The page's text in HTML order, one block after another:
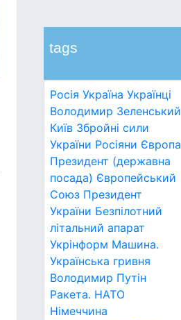
tags
Росія Україна Українці
Володимир Зеленський
Київ Збройні сили
України Росіяни Європа
Президент (державна
посада) Європейський
Союз Президент
України Безпілотний
літальний апарат
Укрінформ Машина.
Українська гривня
Володимир Путін
Ракета. НАТО
Німеччина